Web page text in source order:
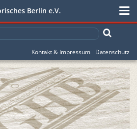
Berlin e.V.
Kontakt & Impressum Datenschutz